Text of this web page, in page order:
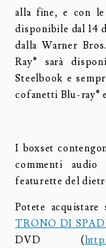
alla fine, e con
disponibile dal 14
dalla Warner
Ray® sarà
Steelbook e
cofanetti Blu-ray®
I boxset
commenti
featurette del
Potete
TRONO DI
DVD (